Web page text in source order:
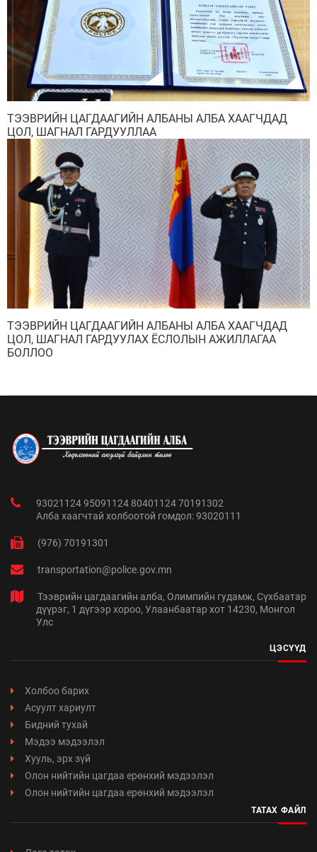
ТЭЭВРИЙН ЦАГДААГИЙН АЛБАНЫ АЛБА ХААГЧДАД
ЦОЛ, ШАГНАЛ ГАРДУУЛЛАА
ТЭЭВРИЙН ЦАГДААГИЙН АЛБАНЫ АЛБА ХААГЧДАД
ЦОЛ, ШАГНАЛ ГАРДУУЛАХ ЁСЛОЛЫН АЖИЛЛАГАА
БОЛЛОО
93021124 95091124 80401124 70191302
Алба хаагчтай холбоотой гомдол: 93020111
(976) 70191301
transportation@police.gov.mn
Тээврийн цагдаагийн алба, Олимпийн гудамж, Сүхбаатар
дүүрэг, 1 дүгээр хороо, Улаанбаатар хот 14230, Монгол
Улс
ЦЭСҮҮД
Холбоо барих
Асуулт хариулт
Бидний тухай
Мэдээ мэдээлэл
Хууль, эрх зүй
Олон нийтийн цагдаа ерөнхий мэдээлэл
Олон нийтийн цагдаа ерөнхий мэдээлэл
ТАТАХ ФАЙЛ